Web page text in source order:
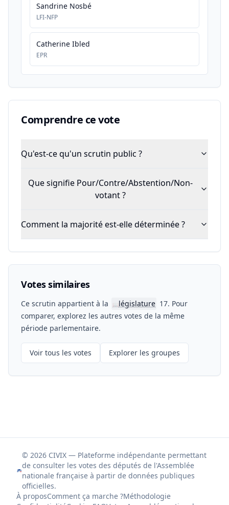
Sandrine Nosbé
LFI-NFP
Catherine Ibled
EPR
Comprendre ce vote
Qu'est-ce qu'un scrutin public ?
Que signifie Pour/Contre/Abstention/Non-
votant ?
Comment la majorité est-elle déterminée ?
Votes similaires
Ce scrutin appartient à la 📖législature 17. Pour
comparer, explorez les autres votes de la même
période parlementaire.
Voir tous les votes Explorer les groupes
© 2026 CIVIX — Plateforme indépendante permettant
de consulter les votes des députés de l'Assemblée
nationale française à partir de données publiques
officielles.
À proposComment ça marche ?Méthodologie